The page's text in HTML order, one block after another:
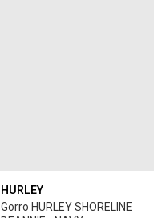
HURLEY
Gorro HURLEY SHORELINE